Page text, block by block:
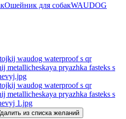
Ошейник для собакWAUDOG
из списка желаний